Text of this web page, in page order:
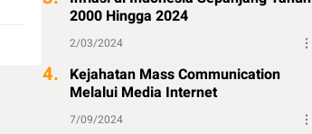
2000 Hingga 2024
2/03/2024
4. Kejahatan Mass Communication
Melalui Media Internet
7/09/2024